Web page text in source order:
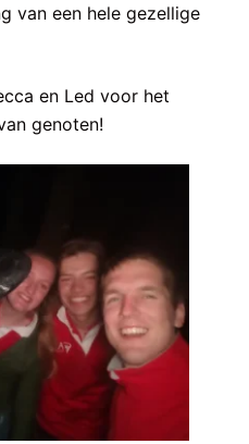
van een hele gezellige
en Led voor het
genoten!